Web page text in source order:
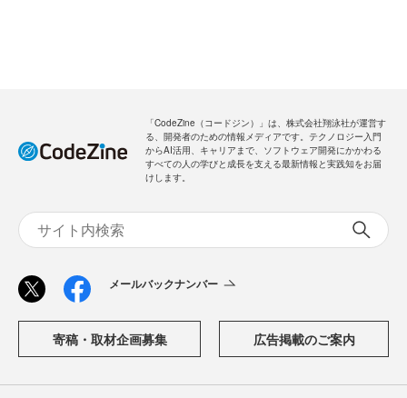
「CodeZine（コードジン）」は、株式会社翔泳社が運営す
る、開発者のための情報メディアです。テクノロジー入門
からAI活用、キャリアまで、ソフトウェア開発にかかわる
すべての人の学びと成長を支える最新情報と実践知をお届
けします。
メールバックナンバー
寄稿・取材企画募集 広告掲載のご案内